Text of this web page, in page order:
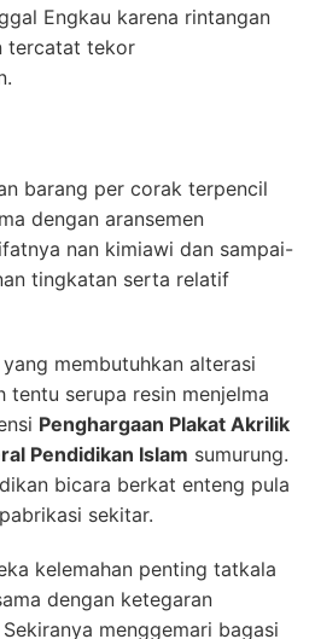
Engkau karena rintangan
tercatat tekor
barang per corak terpencil
dengan aransemen
nan kimiawi dan sampai-
tingkatan serta relatif
membutuhkan alterasi
tentu serupa resin menjelma
Penghargaan Plakat Akrilik
Pendidikan Islam sumurung.
bicara berkat enteng pula
sekitar.
kelemahan penting tatkala
dengan ketegaran
menggemari bagasi